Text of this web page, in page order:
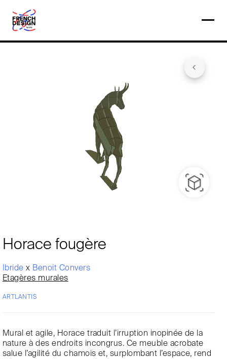
Horace fougère
Ibridex Benoit Convers
Etagères murales
ARTLANTIS
Mural et agile, Horace traduit l’irruption inopinée de la
nature à des endroits incongrus. Ce meuble acrobate
salue l’agilité du chamois et, surplombant l’espace, rend